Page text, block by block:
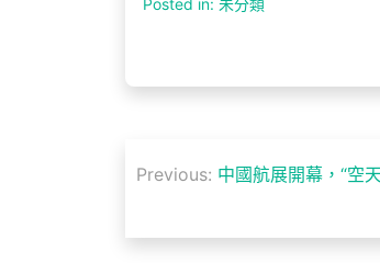
Posted in: 未分類
文
導
Previous: 中國航展開幕，“空